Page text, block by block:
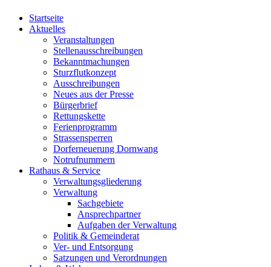
Startseite
Aktuelles
Veranstaltungen
Stellenausschreibungen
Bekanntmachungen
Sturzflutkonzept
Ausschreibungen
Neues aus der Presse
Bürgerbrief
Rettungskette
Ferienprogramm
Strassensperren
Dorferneuerung Dornwang
Notrufnummern
Rathaus & Service
Verwaltungsgliederung
Verwaltung
Sachgebiete
Ansprechpartner
Aufgaben der Verwaltung
Politik & Gemeinderat
Ver- und Entsorgung
Satzungen und Verordnungen